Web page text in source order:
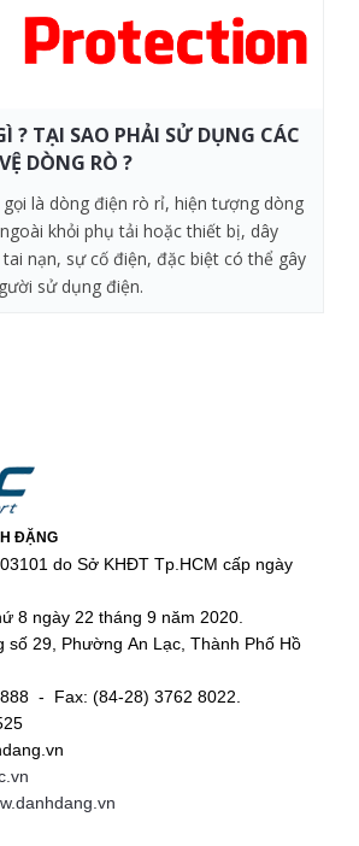
? TẠI SAO PHẢI SỬ DỤNG CÁC
DÒNG RÒ ?
là dòng điện rò rỉ, hiện tượng dòng
khỏi phụ tải hoặc thiết bị, dây
tai nạn, sự cố điện, đặc biệt có thể gây
sử dụng điện.
ĐẶNG
do Sở KHĐT Tp.HCM cấp ngày
8 ngày 22 tháng 9 năm 2020.
29, Phường An Lạc, Thành Phố Hồ
- Fax: (84-28) 3762 8022.